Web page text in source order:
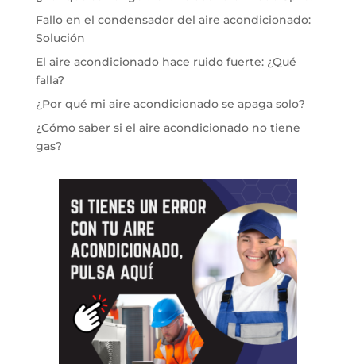
Fallo en el condensador del aire acondicionado:
Solución
El aire acondicionado hace ruido fuerte: ¿Qué
falla?
¿Por qué mi aire acondicionado se apaga solo?
¿Cómo saber si el aire acondicionado no tiene
gas?